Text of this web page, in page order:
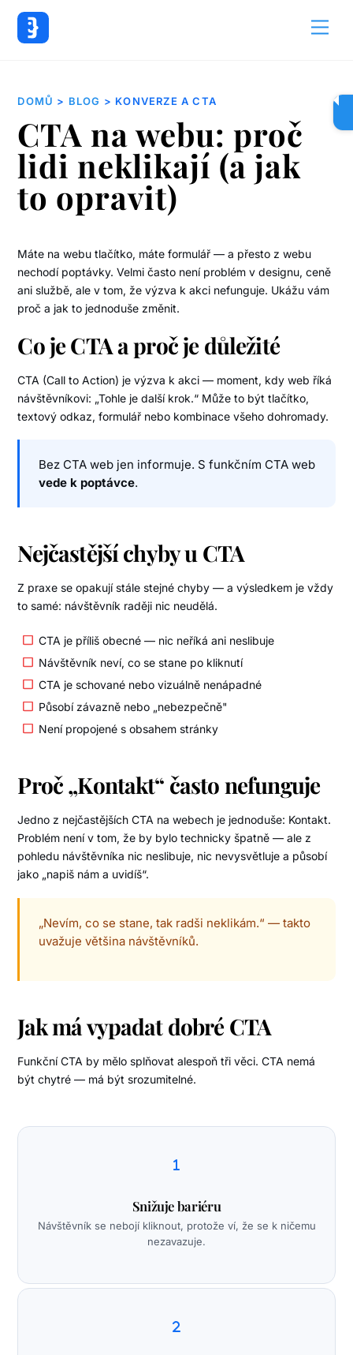
DOMŮ > BLOG > KONVERZE A CTA
CTA na webu: proč
lidi neklikají (a jak
to opravit)
Máte na webu tlačítko, máte formulář — a přesto z webu
nechodí poptávky. Velmi často není problém v designu, ceně
ani službě, ale v tom, že výzva k akci nefunguje. Ukážu vám
proč a jak to jednoduše změnit.
Co je CTA a proč je důležité
CTA (Call to Action) je výzva k akci — moment, kdy web říká
návštěvníkovi: „Tohle je další krok.“ Může to být tlačítko,
textový odkaz, formulář nebo kombinace všeho dohromady.
Bez CTA web jen informuje. S funkčním CTA web
vede k poptávce.
Nejčastější chyby u CTA
Z praxe se opakují stále stejné chyby — a výsledkem je vždy
to samé: návštěvník raději nic neudělá.
CTA je příliš obecné — nic neříká ani neslibuje
Návštěvník neví, co se stane po kliknutí
CTA je schované nebo vizuálně nenápadné
Působí závazně nebo „nebezpečně"
Není propojené s obsahem stránky
Proč „Kontakt“ často nefunguje
Jedno z nejčastějších CTA na webech je jednoduše: Kontakt.
Problém není v tom, že by bylo technicky špatně — ale z
pohledu návštěvníka nic neslibuje, nic nevysvětluje a působí
jako „napiš nám a uvidíš“.
„Nevím, co se stane, tak radši neklikám.“ — takto
uvažuje většina návštěvníků.
Jak má vypadat dobré CTA
Funkční CTA by mělo splňovat alespoň tři věci. CTA nemá
být chytré — má být srozumitelné.
Snižuje bariéru
Návštěvník se nebojí kliknout, protože ví, že se k ničemu
nezavazuje.